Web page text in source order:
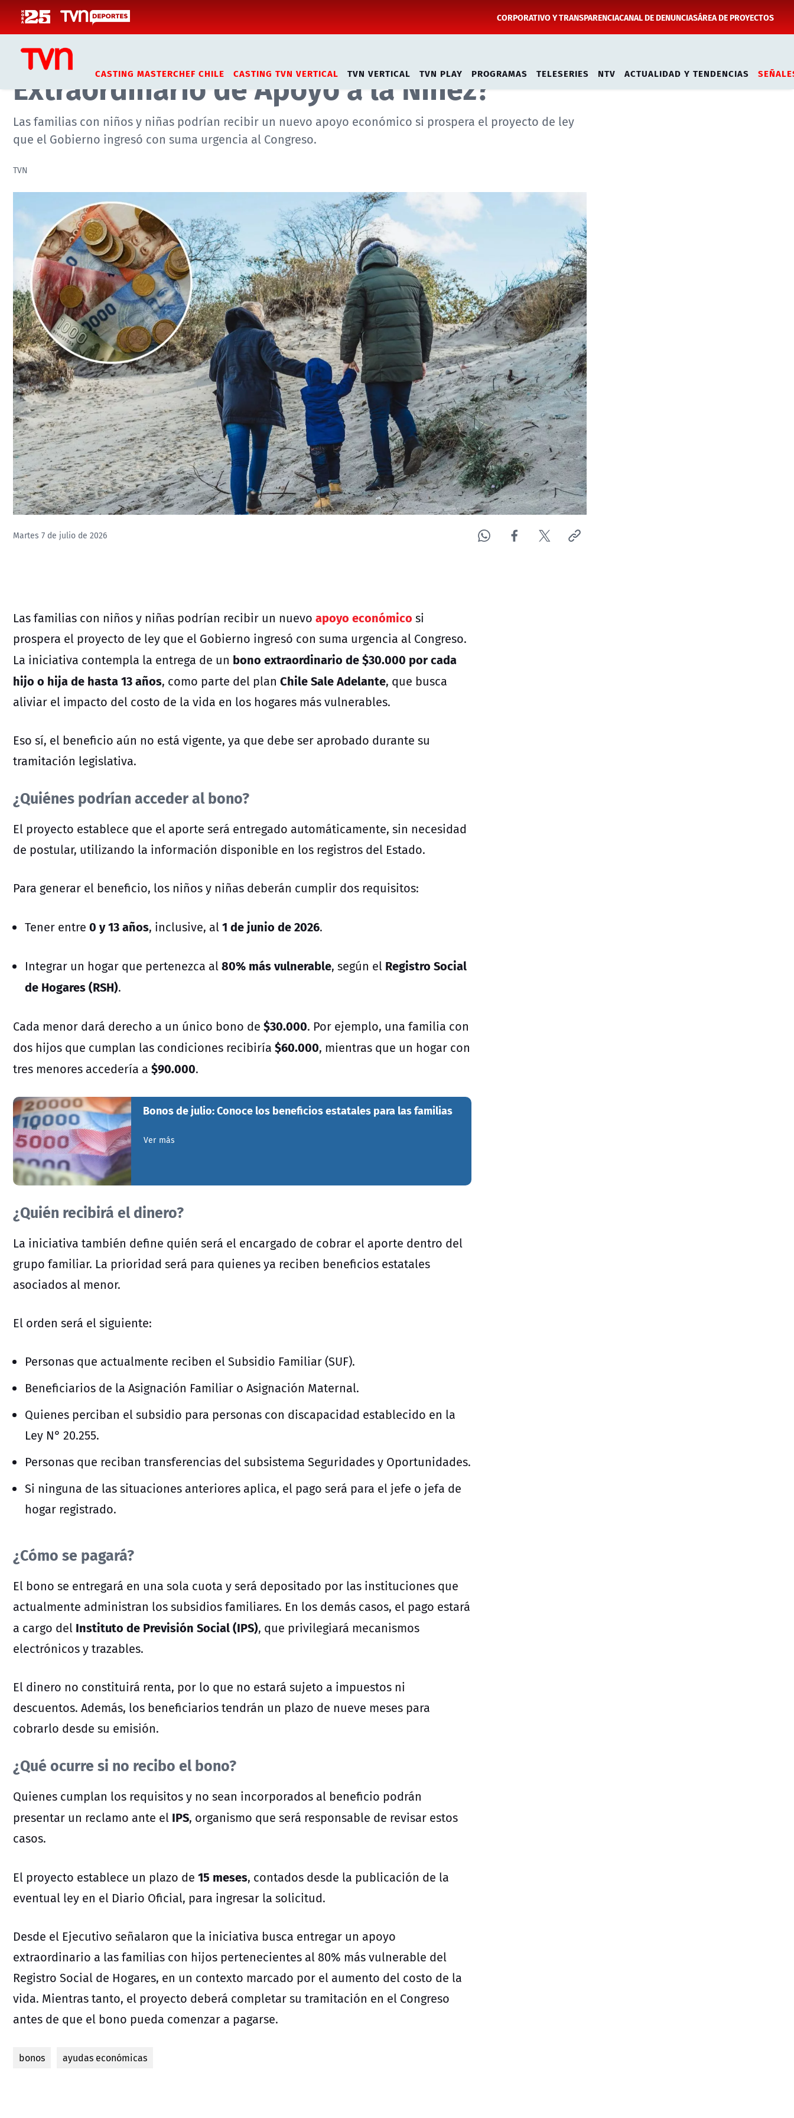
CORPORATIVO Y TRANSPARENCIACANAL DE DENUNCIASÁREA DE PROYECTOS
CASTING MASTERCHEF CHILE CASTING TVN VERTICAL TVN VERTICAL TVN PLAY PROGRAMAS TELESERIES NTV ACTUALIDAD Y TENDENCIAS
Inicio Noticias Datos y Servicios
¿Quiénes pueden recibir el Bono
Extraordinario de Apoyo a la Niñez?
Las familias con niños y niñas podrían recibir un nuevo apoyo económico si prospera el proyecto de ley
que el Gobierno ingresó con suma urgencia al Congreso.
TVN
Martes 7 de julio de 2026
Las familias con niños y niñas podrían recibir un nuevo apoyo económico si
prospera el proyecto de ley que el Gobierno ingresó con suma urgencia al Congreso.
La iniciativa contempla la entrega de un bono extraordinario de $30.000 por cada
hijo o hija de hasta 13 años, como parte del plan Chile Sale Adelante, que busca
aliviar el impacto del costo de la vida en los hogares más vulnerables.
Eso sí, el beneficio aún no está vigente, ya que debe ser aprobado durante su
tramitación legislativa.
¿Quiénes podrían acceder al bono?
El proyecto establece que el aporte será entregado automáticamente, sin necesidad
de postular, utilizando la información disponible en los registros del Estado.
Para generar el beneficio, los niños y niñas deberán cumplir dos requisitos:
Tener entre 0 y 13 años, inclusive, al1 de junio de 2026.
Integrar un hogar que pertenezca al80% más vulnerable, según el Registro Social
de Hogares (RSH).
Cada menor dará derecho a un único bono de $30.000. Por ejemplo, una familia con
dos hijos que cumplan las condiciones recibiría $60.000, mientras que un hogar con
tres menores accedería a $90.000.
Bonos de julio: Conoce los beneficios estatales para las familias
Ver más
¿Quién recibirá el dinero?
La iniciativa también define quién será el encargado de cobrar el aporte dentro del
grupo familiar. La prioridad será para quienes ya reciben beneficios estatales
asociados al menor.
El orden será el siguiente:
Personas que actualmente reciben el Subsidio Familiar (SUF).
Beneficiarios de la Asignación Familiar o Asignación Maternal.
Quienes perciban el subsidio para personas con discapacidad establecido en la
Ley N° 20.255.
Personas que reciban transferencias del subsistema Seguridades y Oportunidades.
Si ninguna de las situaciones anteriores aplica, el pago será para el jefe o jefa de
hogar registrado.
¿Cómo se pagará?
El bono se entregará en una sola cuota y será depositado por las instituciones que
actualmente administran los subsidios familiares. En los demás casos, el pago estará
a cargo del Instituto de Previsión Social (IPS), que privilegiará mecanismos
electrónicos y trazables.
El dinero no constituirá renta, por lo que no estará sujeto a impuestos ni
descuentos. Además, los beneficiarios tendrán un plazo de nueve meses para
cobrarlo desde su emisión.
¿Qué ocurre si no recibo el bono?
Quienes cumplan los requisitos y no sean incorporados al beneficio podrán
presentar un reclamo ante el IPS, organismo que será responsable de revisar estos
casos.
El proyecto establece un plazo de 15 meses, contados desde la publicación de la
eventual ley en el Diario Oficial, para ingresar la solicitud.
Desde el Ejecutivo señalaron que la iniciativa busca entregar un apoyo
extraordinario a las familias con hijos pertenecientes al 80% más vulnerable del
Registro Social de Hogares, en un contexto marcado por el aumento del costo de la
vida. Mientras tanto, el proyecto deberá completar su tramitación en el Congreso
antes de que el bono pueda comenzar a pagarse.
bonos ayudas económicas